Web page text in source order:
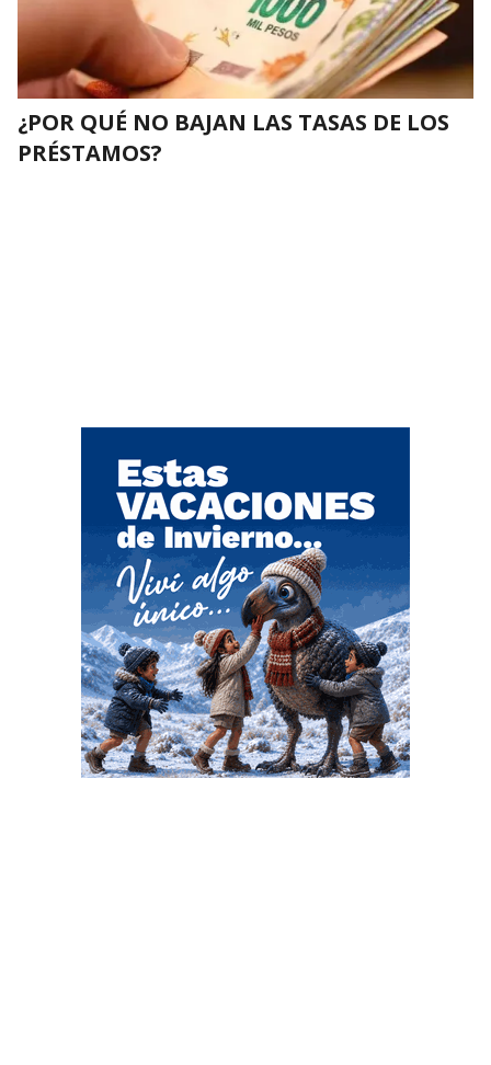
¿POR QUÉ NO BAJAN LAS TASAS DE LOS
PRÉSTAMOS?